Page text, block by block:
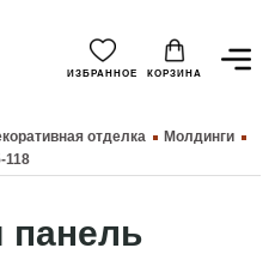
ИЗБРАННОЕ КОРЗИНА
отделка
Молдинги
118
панель